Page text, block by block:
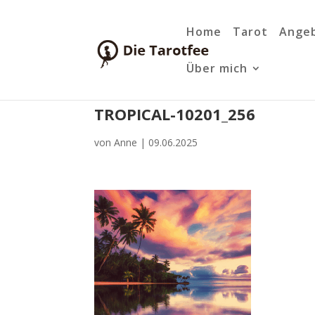
Home Tarot
Über mich
TROPICAL-10201_256
vonAnne | 09.06.2025